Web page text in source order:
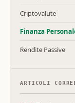
Criptovalute
Finanza
Rendite Passive
ARTICOLI